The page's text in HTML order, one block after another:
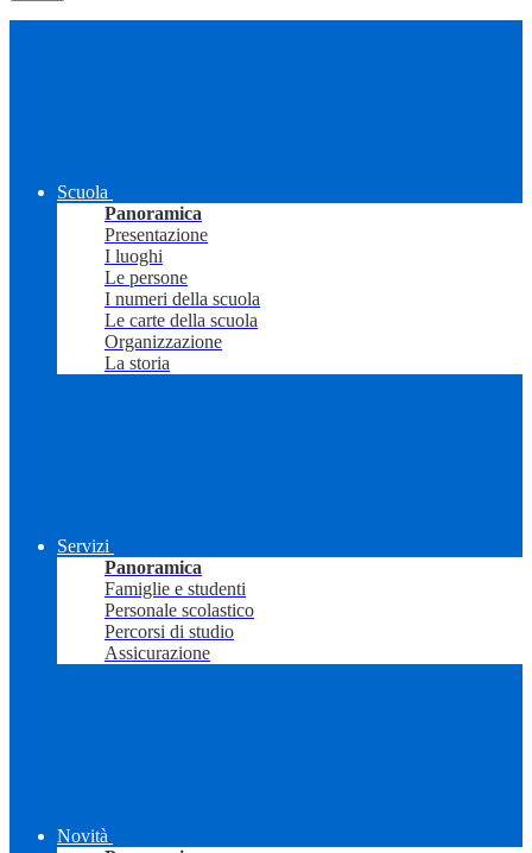
Scuola
Panoramica
Presentazione
I luoghi
Le persone
I numeri della scuola
Le carte della scuola
Organizzazione
La storia
Servizi
Panoramica
Famiglie e studenti
Personale scolastico
Percorsi di studio
Assicurazione
Novità